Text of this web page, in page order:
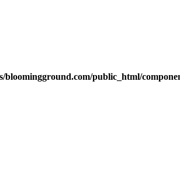
bloomingground.com/public_html/